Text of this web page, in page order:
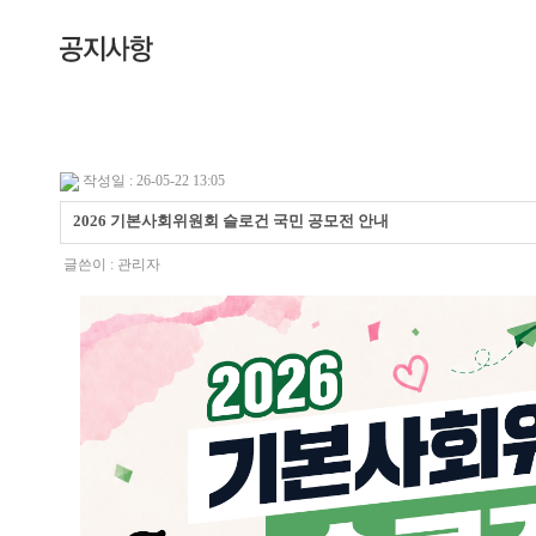
작성일 : 26-05-22 13:05
2026 기본사회위원회 슬로건 국민 공모전 안내
글쓴이 : 관리자